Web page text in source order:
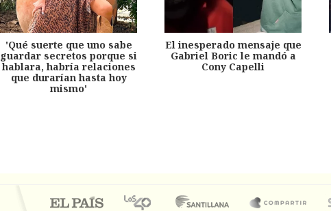
'Qué suerte que uno sabe
guardar secretos porque si
hablara, habría relaciones
que durarían hasta hoy
mismo'
El inesperado mensaje que
Gabriel Boric le mandó a
Cony Capelli